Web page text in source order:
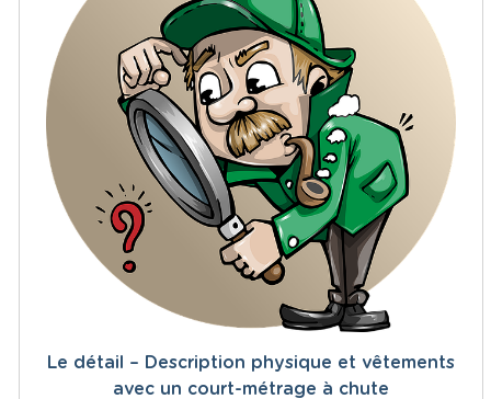
Le détail – Description physique et vêtements
avec un court-métrage à chute